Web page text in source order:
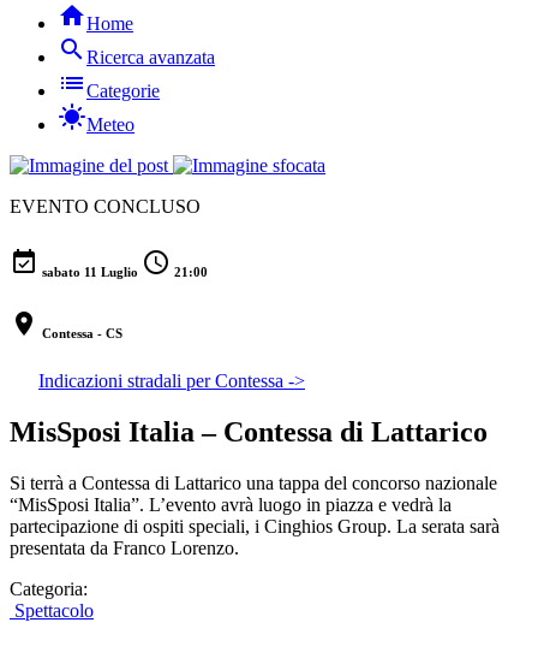
homeHome
searchRicerca avanzata
listCategorie
sunnyMeteo
EVENTO CONCLUSO
event_available sabato 11 Luglio schedule 21:00
location_on Contessa - CS
Indicazioni stradali per Contessa ->
MisSposi Italia – Contessa di Lattarico
Si terrà a Contessa di Lattarico una tappa del concorso nazionale
“MisSposi Italia”. L’evento avrà luogo in piazza e vedrà la
partecipazione di ospiti speciali, i Cinghios Group. La serata sarà
presentata da Franco Lorenzo.
Categoria:
Spettacolo